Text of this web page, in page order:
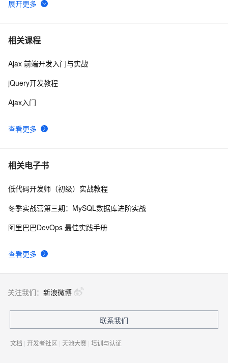
6 前端javascript练习题Ajax封装
7 js 判断ajax请求的401错误码
8 Ajax学习-Javascript实例1
相关课程
查看更多
Ajax 前端开发入门与实战
jQuery开发教程
Ajax入门
相关电子书
查看更多
低代码开发师（初级）实战教程
冬季实战营第三期：MySQL数据库进阶实战
阿里巴巴DevOps 最佳实践手册
关注我们： 新浪微博
联系我们
文档 | 开发者社区 | 天池大赛 | 培训与认证